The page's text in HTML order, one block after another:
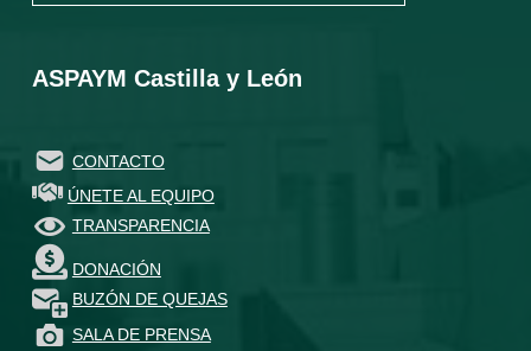
ASPAYM Castilla y León
CONTACTO
ÚNETE AL EQUIPO
TRANSPARENCIA
DONACIÓN
BUZÓN DE QUEJAS
SALA DE PRENSA